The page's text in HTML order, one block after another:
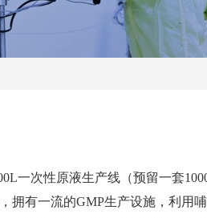
一次性原液生产线（预留一套
拥有一流的GMP生产设施，利用